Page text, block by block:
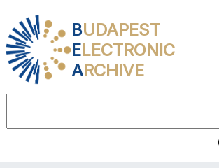
BUDAPEST
ELECTRONIC
ARCHIVE